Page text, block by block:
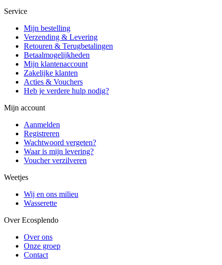
Service
Mijn bestelling
Verzending & Levering
Retouren & Terugbetalingen
Betaalmogelijkheden
Mijn klantenaccount
Zakelijke klanten
Acties & Vouchers
Heb je verdere hulp nodig?
Mijn account
Aanmelden
Registreren
Wachtwoord vergeten?
Waar is mijn levering?
Voucher verzilveren
Weetjes
Wij en ons milieu
Wasserette
Over Ecosplendo
Over ons
Onze groep
Contact